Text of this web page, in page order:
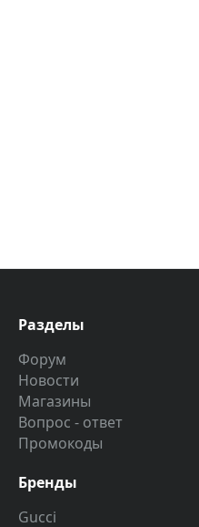
Разделы
Форум
Новости
Магазины
Вопрос - ответ
Промокоды
Бренды
Gucci